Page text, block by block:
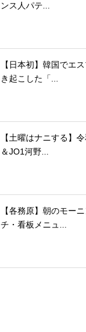
ンス人パテ...
【日本初】韓国でエ
き起こした「...
【土曜はナニする】
＆JO1河野...
【各務原】朝のモー
チ・看板メニュ...